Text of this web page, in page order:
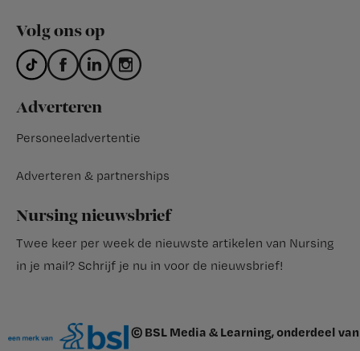
Volg ons op
Adverteren
Personeeladvertentie
Adverteren & partnerships
Nursing nieuwsbrief
Twee keer per week de nieuwste artikelen van Nursing
in je mail? Schrijf je nu in voor de nieuwsbrief!
© BSL Media & Learning, onderdeel van